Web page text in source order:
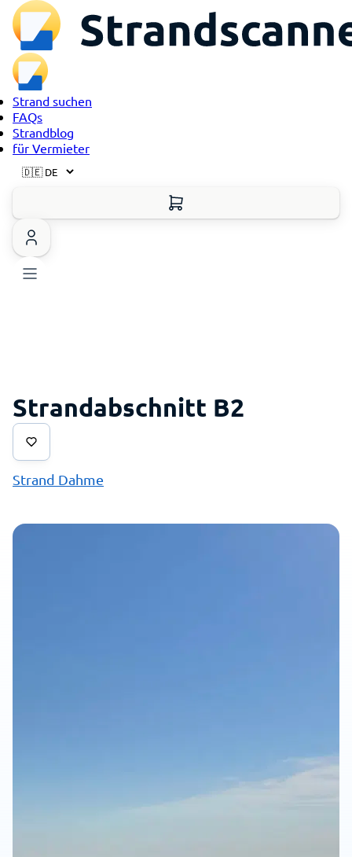
Strand suchen
FAQs
Strandblog
für Vermieter
Strandabschnitt B2
Strand Dahme